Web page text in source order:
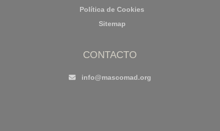
Política de Cookies
Sitemap
CONTACTO
info@mascomad.org